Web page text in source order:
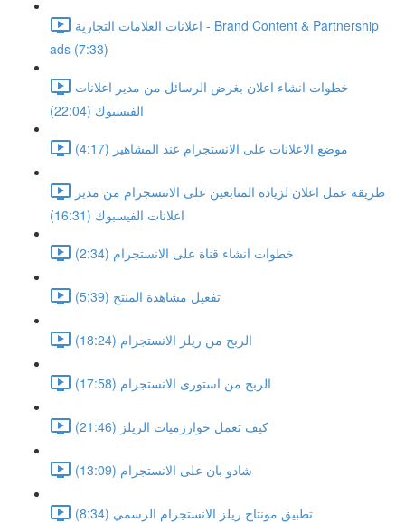
اعلانات العلامات التجارية - Brand Content & Partnership
ads (7:33)
خطوات انشاء اعلان بغرض الرسائل من مدير اعلانات
الفيسبوك (22:04)
موضع الاعلانات على الانستجرام عند المشاهير (4:17)
طريقة عمل اعلان لزيادة المتابعين على الانتسجرام من مدير
اعلانات الفيسبوك (16:31)
خطوات انشاء قناة على الانستجرام (2:34)
تفعيل مشاهدة المنتج (5:39)
الربح من ريلز الانستجرام (18:24)
الربح من استورى الانستجرام (17:58)
كيف تعمل خوارزميات الريلز (21:46)
شادو بان على الانستجرام (13:09)
تطبيق مونتاج ريلز الانستجرام الرسمي (8:34)